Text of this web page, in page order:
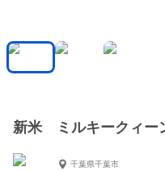
新米 ミルキークィ
千葉県千葉市